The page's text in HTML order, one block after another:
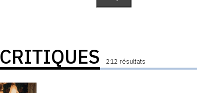
CRITIQUES 212 résultats